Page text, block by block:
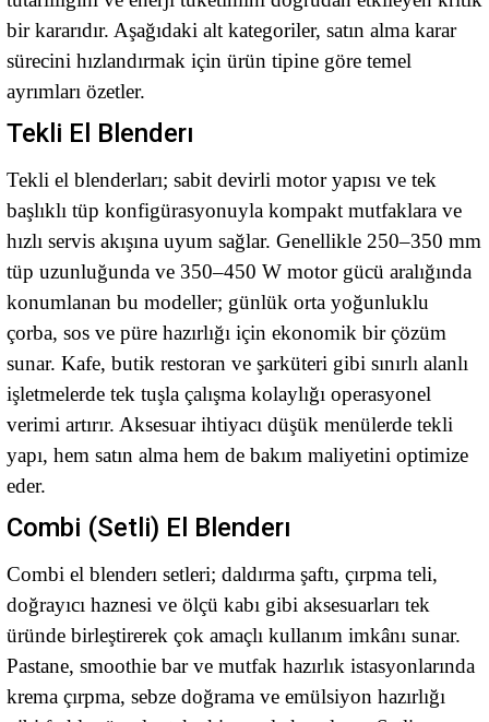
bir kararıdır. Aşağıdaki alt kategoriler, satın alma karar
sürecini hızlandırmak için ürün tipine göre temel
ayrımları özetler.
Tekli El Blenderı
Tekli el blenderları; sabit devirli motor yapısı ve tek
başlıklı tüp konfigürasyonuyla kompakt mutfaklara ve
hızlı servis akışına uyum sağlar. Genellikle 250–350 mm
tüp uzunluğunda ve 350–450 W motor gücü aralığında
konumlanan bu modeller; günlük orta yoğunluklu
çorba, sos ve püre hazırlığı için ekonomik bir çözüm
sunar. Kafe, butik restoran ve şarküteri gibi sınırlı alanlı
işletmelerde tek tuşla çalışma kolaylığı operasyonel
verimi artırır. Aksesuar ihtiyacı düşük menülerde tekli
yapı, hem satın alma hem de bakım maliyetini optimize
eder.
Combi (Setli) El Blenderı
Combi el blenderı setleri; daldırma şaftı, çırpma teli,
doğrayıcı haznesi ve ölçü kabı gibi aksesuarları tek
üründe birleştirerek çok amaçlı kullanım imkânı sunar.
Pastane, smoothie bar ve mutfak hazırlık istasyonlarında
krema çırpma, sebze doğrama ve emülsiyon hazırlığı